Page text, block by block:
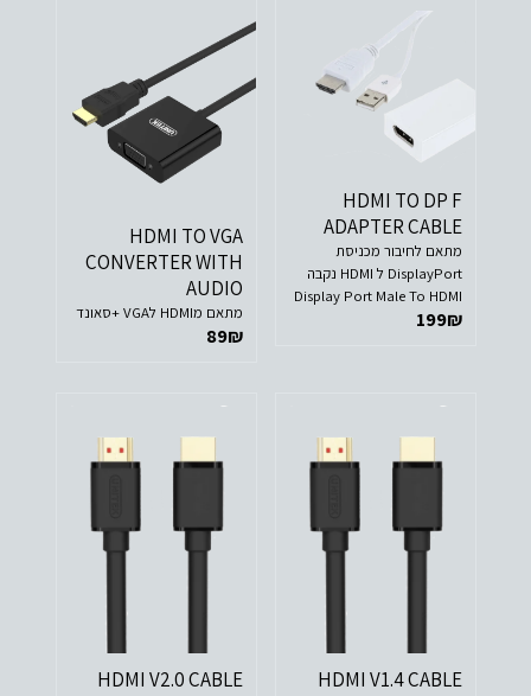
Male To HDMI Female
HDMI TO DP F
ADAPTER CABLE
מתאם לחיבור מכניסת
DisplayPort ל HDMI נקבה
Display Port Male To HDMI
Female 0.2m Adapter
199₪
HDMI TO VGA
CONVERTER WITH
AUDIO
מתאם מHDMI לVGA +סאונד
89₪
HDMI V1.4 CABLE
HDMI V2.0 CABLE